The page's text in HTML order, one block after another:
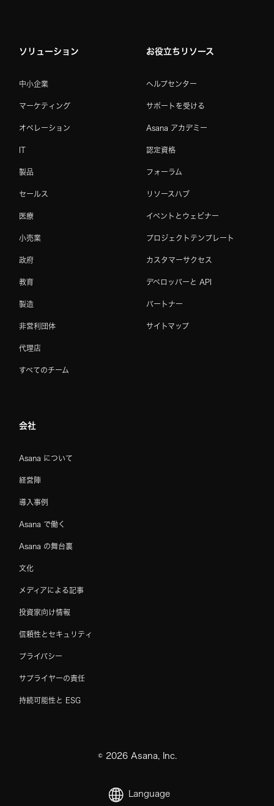
ソリューション
中小企業
マーケティング
オペレーション
IT
製品
セールス
医療
小売業
政府
教育
製造
非営利団体
代理店
すべてのチーム
お役立ちリソース
ヘルプセンター
サポートを受ける
Asana アカデミー
認定資格
フォーラム
リソースハブ
イベントとウェビナー
プロジェクトテンプレート
カスタマーサクセス
デベロッパーと API
パートナー
サイトマップ
会社
Asana について
経営陣
導入事例
Asana で働く
Asana の舞台裏
文化
メディアによる記事
投資家向け情報
信頼性とセキュリティ
プライバシー
サプライヤーの責任
持続可能性と ESG
© 2026Asana, Inc.
Language